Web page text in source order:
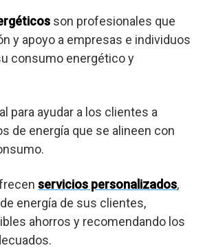
son profesionales que
y apoyo a empresas e individuos
consumo energético y
para ayudar a los clientes a
de energía que se alineen con
servicios personalizados,
energía de sus clientes,
ahorros y recomendando los